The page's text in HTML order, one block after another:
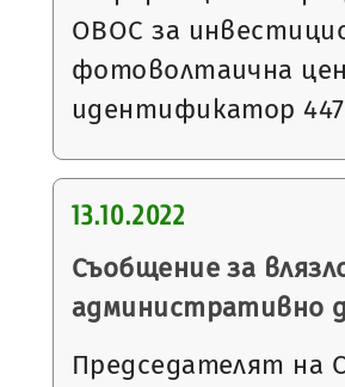
ОВОС за
фотоволтаична
идентификатор
13.10.2022
Съобщение за
административно
Председателят на